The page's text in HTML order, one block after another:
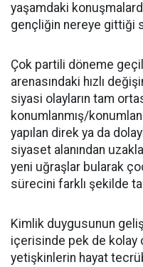
yaşamdaki
gençliğin nereye gittiği
Çok partili döneme
arenasındaki hızlı
siyasi olayların tam
konumlanmış/
yapılan direk ya da
siyaset alanından
yeni uğraşlar bularak
sürecini farklı şekilde
Kimlik duygusunun
içerisinde pek de kolay
yetişkinlerin hayat